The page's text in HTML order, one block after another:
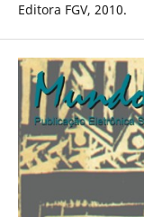
Editora FGV, 2010.